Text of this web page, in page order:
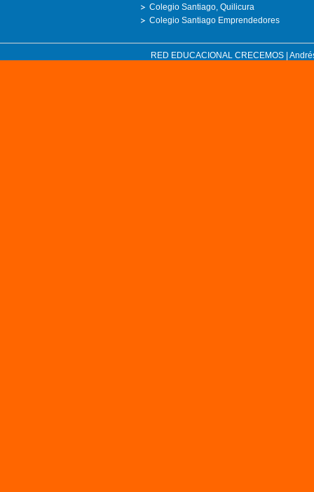
Colegio Santiago, Quilicura
Colegio Santiago Emprendedores
RED EDUCACIONAL CRECEMOS |